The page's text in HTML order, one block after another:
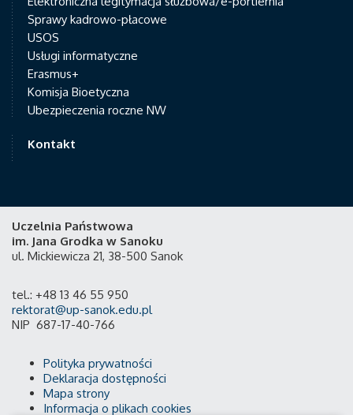
Sprawy kadrowo-płacowe
USOS
Usługi informatyczne
Erasmus+
Komisja Bioetyczna
Ubezpieczenia roczne NW
Kontakt
Uczelnia Państwowa
im. Jana Grodka w Sanoku
ul. Mickiewicza 21, 38-500 Sanok
tel.: +48 13 46 55 950
rektorat@up-sanok.edu.pl
NIP 687-17-40-766
Polityka prywatności
Deklaracja dostępności
Mapa strony
Informacja o plikach cookies